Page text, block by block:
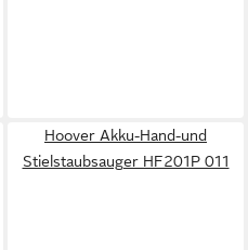
Hoover Akku-Hand-und
Stielstaubsauger HF201P 011